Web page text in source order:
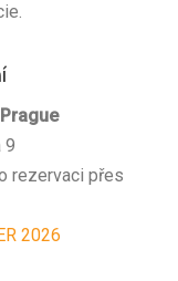
9
rezervaci přes
2026